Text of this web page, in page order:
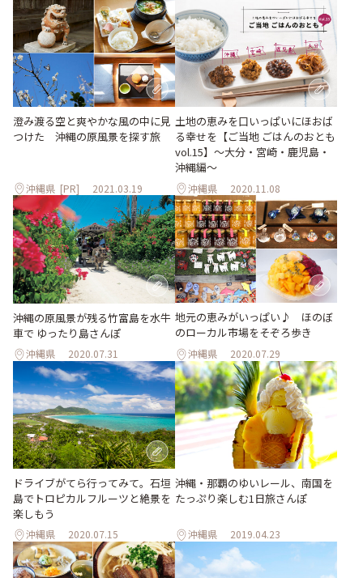
澄み渡る空と爽やかな風の中に見
つけた 沖縄の原風景を探す旅
沖縄県 [PR] 2021.03.19
土地の恵みを口いっぱいにほおば
る幸せを【ご当地 ごはんのおとも
vol.15】〜大分・宮崎・鹿児島・
沖縄編〜
沖縄県 2020.11.08
沖縄の原風景が残る竹富島を水牛
車で ゆったり島さんぽ
沖縄県 2020.07.31
地元の恵みがいっぱい♪ ほのぼ
のローカル市場をそぞろ歩き
沖縄県 2020.07.29
ドライブがてら行ってみて。石垣
島でトロピカルフルーツと絶景を
楽しもう
沖縄県 2020.07.15
沖縄・那覇のゆいレール、南国を
たっぷり楽しむ1日旅さんぽ
沖縄県 2019.04.23